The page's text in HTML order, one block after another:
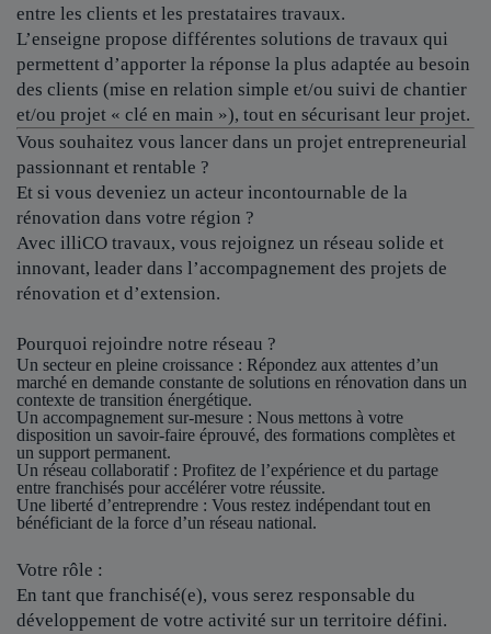
entre les clients et les prestataires travaux.
L’enseigne propose différentes solutions de travaux qui
permettent d’apporter la réponse la plus adaptée au besoin
des clients (mise en relation simple et/ou suivi de chantier
et/ou projet « clé en main »), tout en sécurisant leur projet.
Vous souhaitez vous lancer dans un projet entrepreneurial
passionnant et rentable ?
Et si vous deveniez un acteur incontournable de la
rénovation dans votre région ?
Avec illiCO travaux, vous rejoignez un réseau solide et
innovant, leader dans l’accompagnement des projets de
rénovation et d’extension.
Pourquoi rejoindre notre réseau ?
Un secteur en pleine croissance : Répondez aux attentes d’un
marché en demande constante de solutions en rénovation dans un
contexte de transition énergétique.
Un accompagnement sur-mesure : Nous mettons à votre
disposition un savoir-faire éprouvé, des formations complètes et
un support permanent.
Un réseau collaboratif: Profitez de l’expérience et du partage
entre franchisés pour accélérer votre réussite.
Une liberté d’entreprendre : Vous restez indépendant tout en
bénéficiant de la force d’un réseau national.
Votre rôle :
En tant que franchisé(e), vous serez responsable du
développement de votre activité sur un territoire défini.